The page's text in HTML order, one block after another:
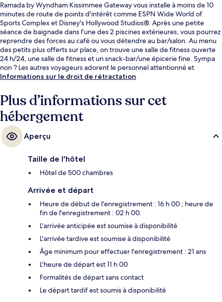
Ramada by Wyndham Kissimmee Gateway vous installe à moins de 10
minutes de route de points d'intérêt comme ESPN Wide World of
Sports Complex et Disney's Hollywood Studios®. Après une petite
séance de baignade dans l'une des 2 piscines extérieures, vous pourrez
reprendre des forces au café ou vous détendre au bar/salon. Au menu
des petits plus offerts sur place, on trouve une salle de fitness ouverte
24 h/24, une salle de fitness et un snack-bar/une épicerie fine. Sympa
non ? Les autres voyageurs adorent le personnel attentionné et
l'emplacement.
Informations sur le droit de rétractation
Plus d’informations sur cet
hébergement
Aperçu
Taille de l'hôtel
Hôtel de 500 chambres
Arrivée et départ
Heure de début de l'enregistrement : 16 h 00 ; heure de
fin de l'enregistrement : 02 h 00.
L'arrivée anticipée est soumise à disponibilité
L'arrivée tardive est soumise à disponibilité
Âge minimum pour effectuer l'enregistrement : 21 ans
L'heure de départ est 11 h 00
Formalités de départ sans contact
Le départ tardif est soumis à disponibilité